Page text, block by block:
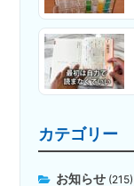
カテゴリー
お知らせ (215)